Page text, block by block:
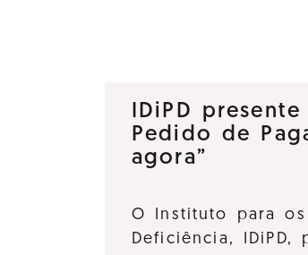
IDiPD
Pedido de
agora”
O Instituto para os
Deficiência,